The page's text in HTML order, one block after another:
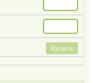
Купить